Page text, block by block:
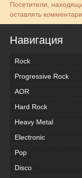
Посетители,
оставлять
Навигация
Rock
Progressive Rock
AOR
Hard Rock
Heavy Metal
Electronic
Pop
Disco